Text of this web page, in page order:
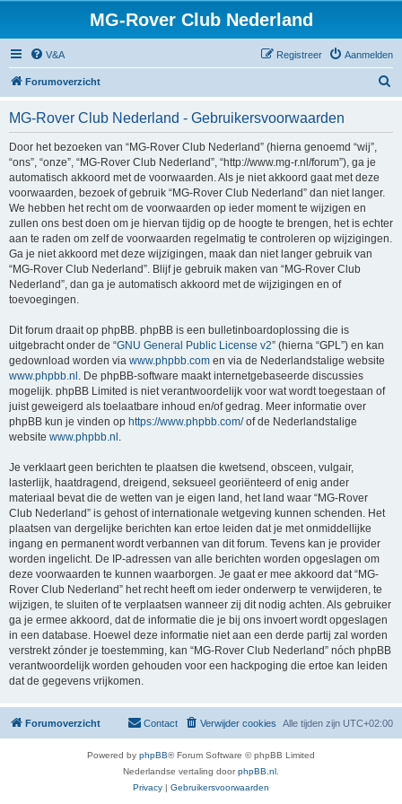
MG-Rover Club Nederland
V&A Aanmelden
Registreer
Forumoverzicht
MG-Rover Club Nederland - Gebruikersvoorwaarden
Door het bezoeken van “MG-Rover Club Nederland” (hierna genoemd “wij”,
“ons”, “onze”, “MG-Rover Club Nederland”, “http://www.mg-r.nl/forum”), ga je
automatisch akkoord met de voorwaarden. Als je niet akkoord gaat met deze
voorwaarden, bezoek of gebruik “MG-Rover Club Nederland” dan niet langer.
We hebben het recht om de voorwaarden op ieder moment te wijzigen en
zullen ons best doen om je hiervan tijdig op de hoogte te brengen, het is echter
aan te raden om zelf de voorwaarden regelmatig te controleren op wijzigingen.
Ga je niet akkoord met deze wijzigingen, maak dan niet langer gebruik van
“MG-Rover Club Nederland”. Blijf je gebruik maken van “MG-Rover Club
Nederland”, dan ga je automatisch akkoord met de wijzigingen en of
toevoegingen.
Dit forum draait op phpBB. phpBB is een bulletinboardoplossing die is
uitgebracht onder de “GNU General Public License v2” (hierna “GPL”) en kan
gedownload worden via www.phpbb.com en via de Nederlandstalige website
www.phpbb.nl . De phpBB-software maakt internetgebaseerde discussies
mogelijk. phpBB Limited is niet verantwoordelijk voor wat wordt toegestaan of
juist geweigerd als toelaatbare inhoud en/of gedrag. Meer informatie over
phpBB kun je vinden op https://www.phpbb.com/of de Nederlandstalige
website www.phpbb.nl .
Je verklaart geen berichten te plaatsen die kwetsend, obsceen, vulgair,
lasterlijk, haatdragend, dreigend, seksueel georiënteerd of enig ander
materiaal bevat die de wetten van je eigen land, het land waar “MG-Rover
Club Nederland” is gehost of internationale wetgeving kunnen schenden. Het
plaatsen van dergelijke berichten kan ertoe leiden dat je met onmiddellijke
ingang en permanent wordt verbannen van dit forum. Tevens kan je provider
worden ingelicht. De IP-adressen van alle berichten worden opgeslagen om
deze voorwaarden te kunnen waarborgen. Je gaat er mee akkoord dat “MG-
Rover Club Nederland” het recht heeft om ieder onderwerp te verwijderen, te
wijzigen, te sluiten of te verplaatsen wanneer zij dit nodig achten. Als gebruiker
ga je ermee akkoord, dat de informatie die je bij ons invoert wordt opgeslagen
in een database. Hoewel deze informatie niet aan een derde partij zal worden
verstrekt zónder je toestemming, kan “MG-Rover Club Nederland” nóch phpBB
verantwoordelijk worden gehouden voor een hackpoging die ertoe kan leiden
dat de gegevens vrijkomen.
Forumoverzicht Alle tijden zijn UTC+02:00
Verwijder cookies
Contact
Powered by phpBB® Forum Software © phpBB Limited
Nederlandse vertaling doorphpBB.nl
Privacy | Gebruikersvoorwaarden